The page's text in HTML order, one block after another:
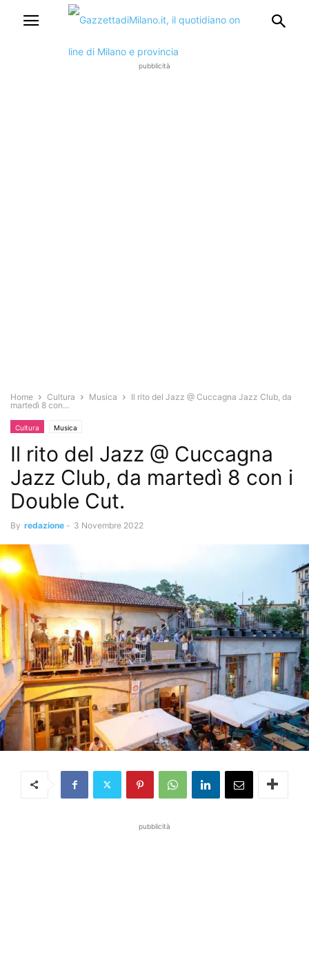
pubblicità
Home Cultura Musica
Il rito del Jazz @ Cuccagna Jazz Club, da
martedì 8 con...
Cultura Musica
Il rito del Jazz @ Cuccagna
Jazz Club, da martedì 8 con i
Double Cut.
By redazione - 3 Novembre 2022
pubblicità